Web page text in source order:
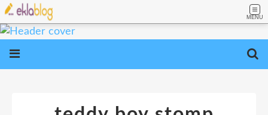
MENU